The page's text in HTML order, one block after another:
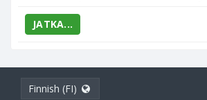
JATKA...
Finnish (FI)